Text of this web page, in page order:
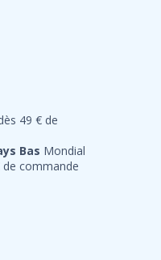
49 € de
Bas Mondial
de commande